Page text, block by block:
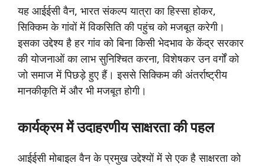
यह आईईसी वैन, भारत संकल्प यात्रा का हिस्सा होकर,
सिक्किम के गांवों में विकसिति की पहुंच को मजबूत करेगी।
इसका उद्देश्य है हर गांव को बिना किसी भेदभाव के केंद्र सरकार
की योजनाओं का लाभ सुनिश्चित करना, विशेषकर उन वर्गों को
जो समाज में पिछड़े हुए हैं। इससे सिक्किम की अंतर्राष्ट्रीय
मानकीकृति में और भी मजबूत होगी।
कार्यक्रममेंउदाहरणीयसाक्षरताकीपहल
आईईसी मोबाइल वैन के प्रमुख उद्देश्यों में से एक है साक्षरता को